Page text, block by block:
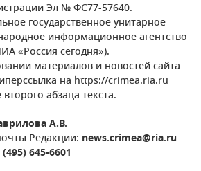
Эл № ФС77-57640.
государственное унитарное
информационное агентство
«Россия сегодня»).
материалов и новостей сайта
на https://crimea.ria.ru
абзаца текста.
А.В.
Редакции: news.crimea@ria.ru
645-6601